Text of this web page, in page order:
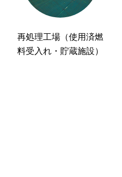
再処理工場（使用済燃
料受入れ・貯蔵施設）